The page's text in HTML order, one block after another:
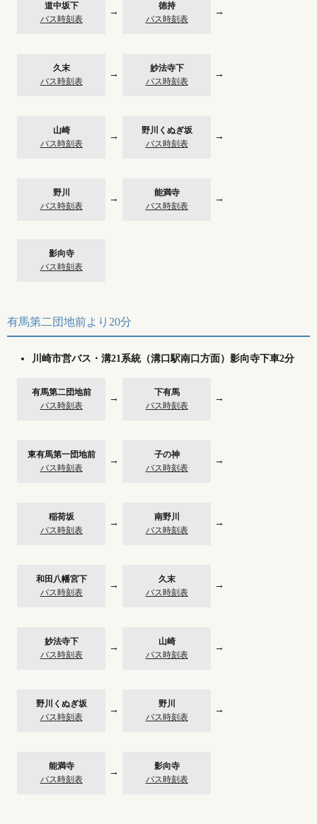
道中坂下
バス時刻表
→
徳持
バス時刻表
→
久末
バス時刻表
→
妙法寺下
バス時刻表
→
山崎
バス時刻表
→
野川くぬぎ坂
バス時刻表
→
野川
バス時刻表
→
能満寺
バス時刻表
→
影向寺
バス時刻表
有馬第二団地前より20分
川崎市営バス・溝21系統（溝口駅南口方面）影向寺下車2分
有馬第二団地前
バス時刻表
→
下有馬
バス時刻表
→
東有馬第一団地前
バス時刻表
→
子の神
バス時刻表
→
稲荷坂
バス時刻表
→
南野川
バス時刻表
→
和田八幡宮下
バス時刻表
→
久末
バス時刻表
→
妙法寺下
バス時刻表
→
山崎
バス時刻表
→
野川くぬぎ坂
バス時刻表
→
野川
バス時刻表
→
能満寺
バス時刻表
→
影向寺
バス時刻表